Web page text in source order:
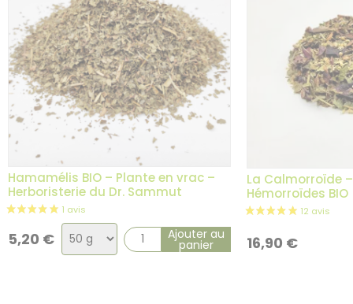
Hamamélis BIO – Plante en vrac –
Herboristerie du Dr. Sammut
5,20 €
Choix
de
Ajouter au
panier
La Calmorroïde
Hémorroïdes BIO
16,90 €